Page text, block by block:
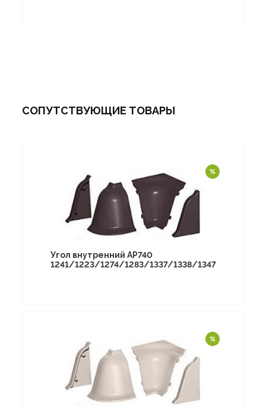
СОПУТСТВУЮЩИЕ ТОВАРЫ
Угол внутренний АР740
1241/1223/1274/1283/1337/1338/1347